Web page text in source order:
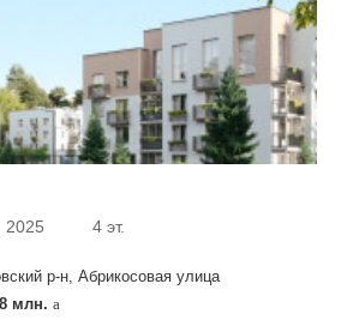
2025 4 эт.
р-н, Абрикосовая улица
млн. a